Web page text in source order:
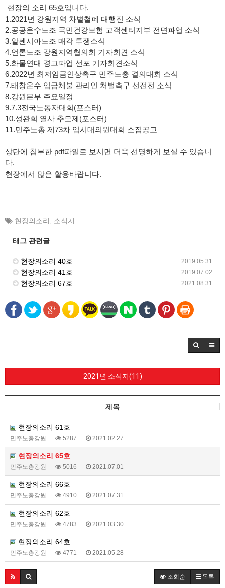
현장의 소리 65호입니다.
1.2021년 강원지역 차별철폐 대행진 소식
2.공공운수노조 국민건강보험 고객센터지부 전면파업 소식
3.알펜시아노조 매각 투쟁소식
4.언론노조 강원지역협의회 기자회견 소식
5.화물연대 경고파업 선포 기자회견소식
6.2022년 최저임금인상촉구 민주노총 결의대회 소식
7.태창운수 임금체불 관리인 처벌촉구 선전전 소식
8.강원본부 주요일정
9.7.3전국노동자대회(포스터)
10.성완희 열사 추모제(포스터)
11.민주노총 제73차 임시대의원대회 소집공고
상단에 첨부한 pdf파일로 보시면 더욱 선명하게 보실 수 있습니
다.
현장에서 많은 활용바랍니다.
현장의소리 소식지
태그 관련글
2019.05.31
현장의소리 40호
2019.07.02
현장의소리 41호
2021.08.31
현장의소리 67호
2021년 소식지(11)
제목
현장의소리 61호
민주노총강원 5287 2021.02.27
현장의소리 65호
민주노총강원 5016 2021.07.01
현장의소리 66호
민주노총강원 4910 2021.07.31
현장의소리 62호
민주노총강원 4783 2021.03.30
현장의소리 64호
민주노총강원 4771 2021.05.28
조회순 목록